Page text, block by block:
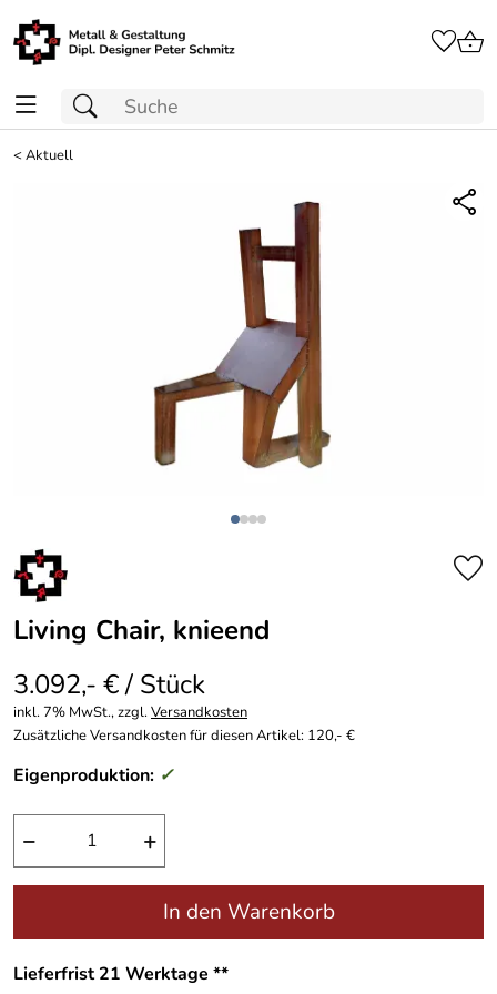
<Aktuell
Living Chair, knieend
3.092,- € / Stück
inkl. 7% MwSt., zzgl.Versandkosten
Zusätzliche Versandkosten für diesen Artikel: 120,- €
Eigenproduktion: ✓
− +
In den Warenkorb
Lieferfrist 21 Werktage **